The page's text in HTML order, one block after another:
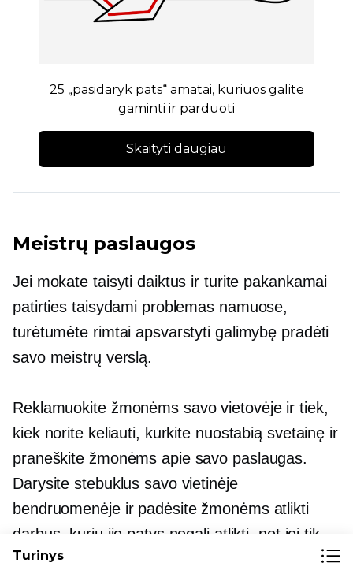
25 „pasidaryk pats“ amatai, kuriuos galite
gaminti ir parduoti
Skaityti daugiau
Meistrų paslaugos
Jei mokate taisyti daiktus ir turite pakankamai
patirties taisydami problemas namuose,
turėtumėte rimtai apsvarstyti galimybę pradėti
savo meistrų verslą.
Reklamuokite žmonėms savo vietovėje ir tiek,
kiek norite keliauti, kurkite nuostabią svetainę ir
praneškite žmonėms apie savo paslaugas.
Darysite stebuklus savo vietinėje
bendruomenėje ir padėsite žmonėms atlikti
darbus, kurių jie patys negali atlikti, net jei tik
dažote ir dekoruojate kambarį jų namuose.
Turinys